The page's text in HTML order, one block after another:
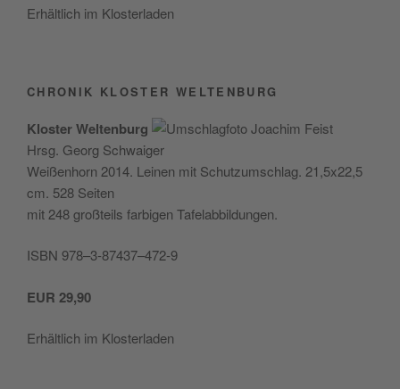
Erhält­lich im Klosterladen
CHRONIK KLOSTER WELTENBURG
Klos­ter Wel­ten­burg
Hrsg. Georg Schwaiger
Wei­ßen­horn 2014. Lei­nen mit Schutz­um­schlag. 21,5x22,5
cm. 528 Seiten
mit 248 groß­teils far­bi­gen Tafelabbildungen.
ISBN 978–3‑87437–472‑9
EUR 29,90
Erhält­lich im Klosterladen